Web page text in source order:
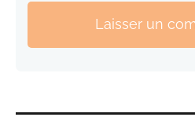
Laisser un